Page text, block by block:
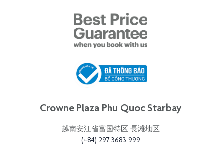
Crowne Plaza Phu Quoc Starbay
越南安江省富国特区 長滩地区
(+84) 297 3683 999